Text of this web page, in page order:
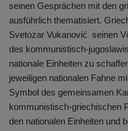
seinen Gesprächen mit den
ausführlich thematisiert.
Svetozar Vukanović seinen
des kommunistisch-
nationale Einheiten zu
jeweiligen nationalen Fahne
Symbol des gemeinsamen
kommunistisch-griechischen
den nationalen Einheiten und